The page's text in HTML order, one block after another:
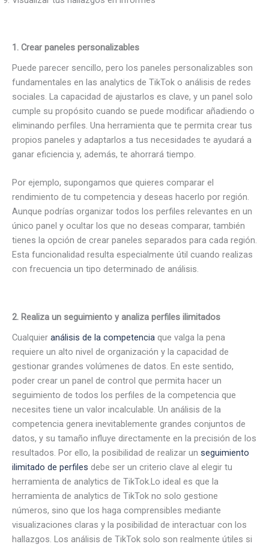
1. Crear paneles personalizables
Puede parecer sencillo, pero los paneles personalizables son
fundamentales en las analytics de TikTok o análisis de redes
sociales. La capacidad de ajustarlos es clave, y un panel solo
cumple su propósito cuando se puede modificar añadiendo o
eliminando perfiles. Una herramienta que te permita crear tus
propios paneles y adaptarlos a tus necesidades te ayudará a
ganar eficiencia y, además, te ahorrará tiempo.
Por ejemplo, supongamos que quieres comparar el
rendimiento de tu competencia y deseas hacerlo por región.
Aunque podrías organizar todos los perfiles relevantes en un
único panel y ocultar los que no deseas comparar, también
tienes la opción de crear paneles separados para cada región.
Esta funcionalidad resulta especialmente útil cuando realizas
con frecuencia un tipo determinado de análisis.
2. Realiza un seguimiento y analiza perfiles ilimitados
Cualquier análisis de la competencia que valga la pena
requiere un alto nivel de organización y la capacidad de
gestionar grandes volúmenes de datos. En este sentido,
poder crear un panel de control que permita hacer un
seguimiento de todos los perfiles de la competencia que
necesites tiene un valor incalculable. Un análisis de la
competencia genera inevitablemente grandes conjuntos de
datos, y su tamaño influye directamente en la precisión de los
resultados. Por ello, la posibilidad de realizar un seguimiento
ilimitado de perfiles debe ser un criterio clave al elegir tu
herramienta de analytics de TikTok.Lo ideal es que la
herramienta de analytics de TikTok no solo gestione
números, sino que los haga comprensibles mediante
visualizaciones claras y la posibilidad de interactuar con los
hallazgos. Los análisis de TikTok solo son realmente útiles si